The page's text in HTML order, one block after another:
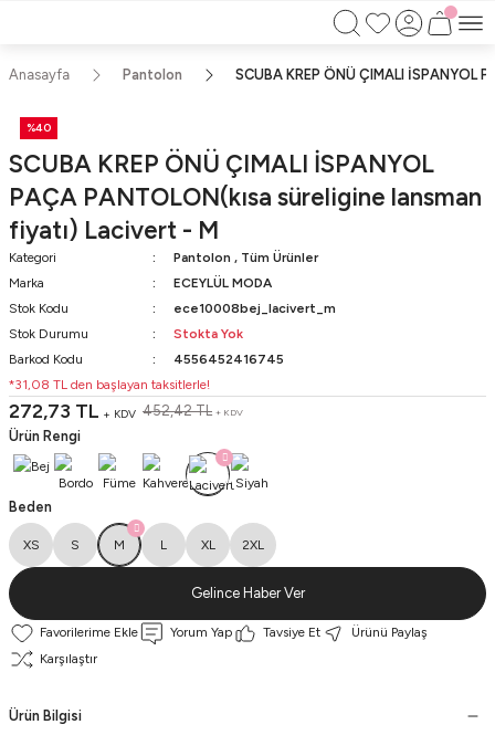
750TL ÜZERİ ALIŞVERİŞLERİNİZDE KARGO BEDAVA!!
Anasayfa Pantolon SCUBA KREP ÖNÜ ÇIMALI
%40
SCUBA KREP ÖNÜ ÇIMALI İSPANYOL
PAÇA PANTOLON(kısa süreligine lansman
fiyatı) Lacivert - M
Kategori Pantolon , Tüm Ürünler
Marka
ECEYLÜL MODA
Stok Kodu
ece10008bej_lacivert_m
Stok Durumu
Stokta Yok
Barkod Kodu
4556452416745
*31,08 TL den başlayan taksitlerle!
272,73 TL + KDV 452,42 TL + KDV
Ürün Rengi
Beden
XS S M L XL 2XL
Gelince Haber Ver
Yorum Yap Tavsiye Et
Ürünü Paylaş
Karşılaştır
Ürün Bilgisi